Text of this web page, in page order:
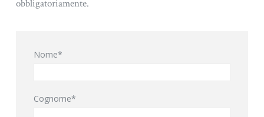
obbligatoriamente.
Nome*
Cognome*